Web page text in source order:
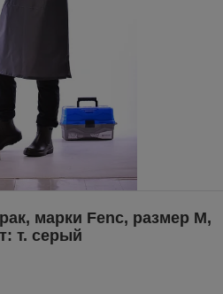
марки Fenc, размер M,
т. серый